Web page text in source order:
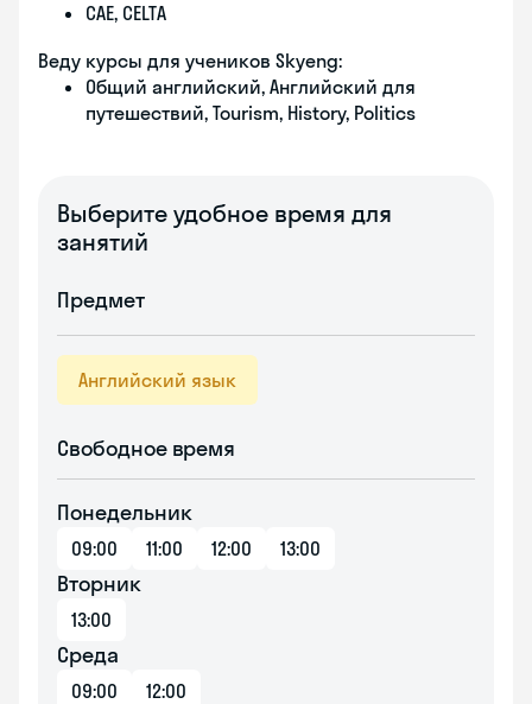
CAE, CELTA
Веду курсы для учеников Skyeng:
Общий английский, Английский для
путешествий, Tourism, History, Politics
Выберите удобное время для
занятий
Предмет
Английский язык
Свободное время
Понедельник
09:00 11:00 12:00 13:00
Вторник
13:00
Среда
09:00 12:00